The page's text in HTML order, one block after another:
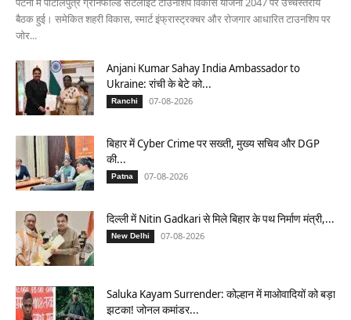
बैठक हुई। समेकित शहरी विकास, स्मार्ट इंफ्रास्ट्रक्चर और रोजगार आधारित टाउनशिप पर
जोर...
Anjani Kumar Sahay India Ambassador to
Ukraine: रांची के बेटे को...
Ranchi 07-08-2026
बिहार में Cyber Crime पर सख्ती, मुख्य सचिव और DGP
की...
Patna 07-08-2026
दिल्ली में Nitin Gadkari से मिले बिहार के पथ निर्माण मंत्री,...
New Delhi 07-08-2026
Saluka Kayam Surrender: कोल्हान में माओवादियों को बड़ा
झटका! जोनल कमांडर...